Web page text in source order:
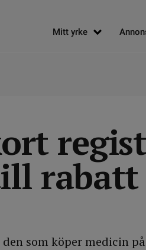
Mitt yrke
rabatt
som köper medicin